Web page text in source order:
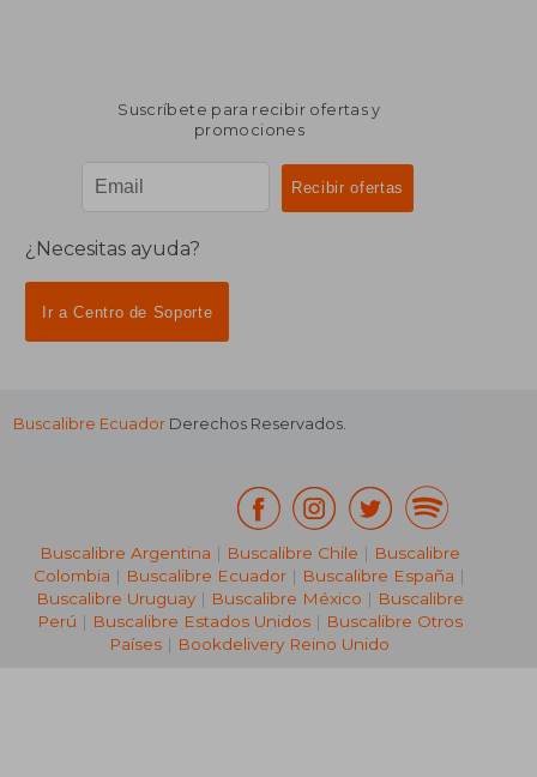
Suscríbete para recibir ofertas y
promociones
¿Necesitas ayuda?
Ir a Centro de Soporte
Buscalibre Ecuador Derechos Reservados.
Buscalibre Argentina | Buscalibre Chile | Buscalibre
Colombia | Buscalibre Ecuador | Buscalibre España |
Buscalibre Uruguay| Buscalibre México | Buscalibre
Perú | Buscalibre Estados Unidos| Buscalibre Otros
Países | Bookdelivery Reino Unido